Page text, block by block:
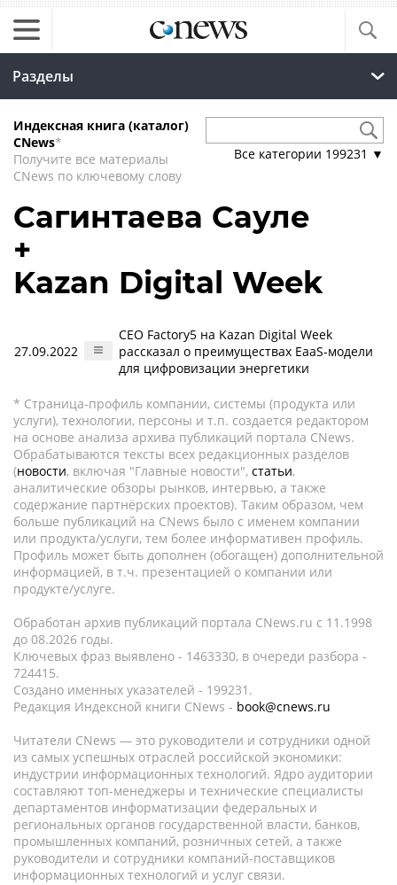
Разделы
Индексная книга (каталог)
CNews*
Получите все материалы
CNews по ключевому слову
Все категории 199231 ▼
Сагинтаева Сауле
+
Kazan Digital Week
27.09.2022
CEO Factory5 на Kazan Digital Week
рассказал о преимуществах EaaS-модели
для цифровизации энергетики
* Страница-профиль компании, системы (продукта или
услуги), технологии, персоны и т.п. создается редактором
на основе анализа архива публикаций портала CNews.
Обрабатываются тексты всех редакционных разделов
(новости, включая "Главные новости", статьи,
аналитические обзоры рынков, интервью, а также
содержание партнёрских проектов). Таким образом, чем
больше публикаций на CNews было с именем компании
или продукта/услуги, тем более информативен профиль.
Профиль может быть дополнен (обогащен) дополнительной
информацией, в т.ч. презентацией о компании или
продукте/услуге.
Обработан архив публикаций портала CNews.ru c 11.1998
до 08.2026 годы.
Ключевых фраз выявлено - 1463330, в очереди разбора -
724415.
Создано именных указателей - 199231.
Редакция Индексной книги CNews - book@cnews.ru
Читатели CNews — это руководители и сотрудники одной
из самых успешных отраслей российской экономики:
индустрии информационных технологий. Ядро аудитории
составляют топ-менеджеры и технические специалисты
департаментов информатизации федеральных и
региональных органов государственной власти, банков,
промышленных компаний, розничных сетей, а также
руководители и сотрудники компаний-поставщиков
информационных технологий и услуг связи.